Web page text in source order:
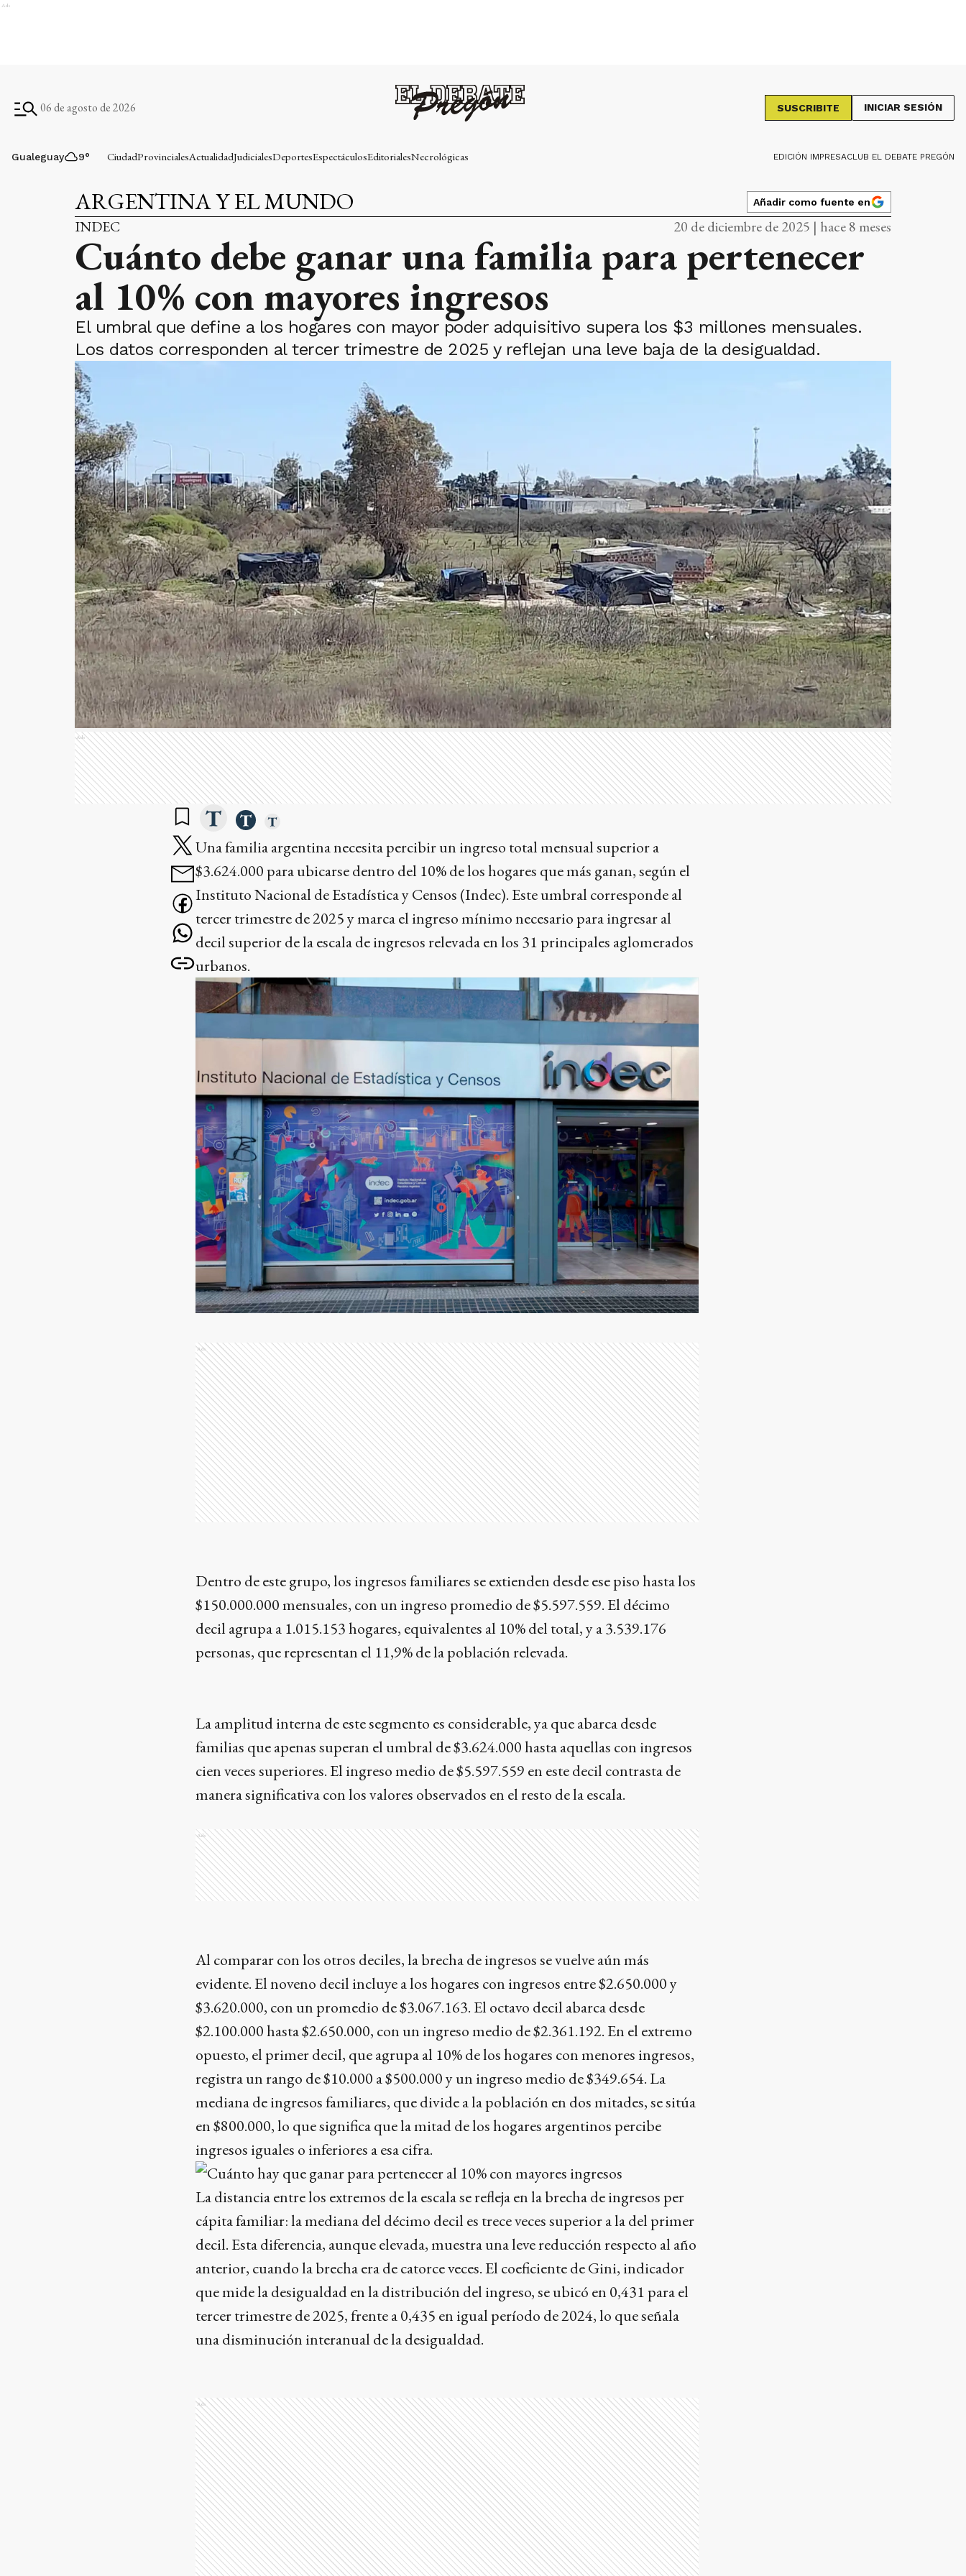
Ads
06 de agosto de 2026 SUSCRIBITE INICIAR SESIÓN
Gualeguay 9° CiudadProvincialesActualidadJudicialesDeportesEspectáculosEditorialesNecrológicas EDICIÓN IMPRESACLUB EL DEBATE PREGÓN
ARGENTINA Y EL MUNDO Añadir como fuente en
INDEC 20 de diciembre de 2025 | hace 8 meses
Cuánto debe ganar una familia para pertenecer
al 10% con mayores ingresos
El umbral que define a los hogares con mayor poder adquisitivo supera los $3 millones mensuales.
Los datos corresponden al tercer trimestre de 2025 y reflejan una leve baja de la desigualdad.
Ads
Una familia argentina necesita percibir un ingreso total mensual superior a
$3.624.000 para ubicarse dentro del 10% de los hogares que más ganan, según el
Instituto Nacional de Estadística y Censos (Indec). Este umbral corresponde al
tercer trimestre de 2025 y marca el ingreso mínimo necesario para ingresar al
decil superior de la escala de ingresos relevada en los 31 principales aglomerados
urbanos.
Ads
Dentro de este grupo, los ingresos familiares se extienden desde ese piso hasta los
$150.000.000 mensuales, con un ingreso promedio de $5.597.559. El décimo
decil agrupa a 1.015.153 hogares, equivalentes al 10% del total, y a 3.539.176
personas, que representan el 11,9% de la población relevada.
La amplitud interna de este segmento es considerable, ya que abarca desde
familias que apenas superan el umbral de $3.624.000 hasta aquellas con ingresos
cien veces superiores. El ingreso medio de $5.597.559 en este decil contrasta de
manera significativa con los valores observados en el resto de la escala.
Ads
Al comparar con los otros deciles, la brecha de ingresos se vuelve aún más
evidente. El noveno decil incluye a los hogares con ingresos entre $2.650.000 y
$3.620.000, con un promedio de $3.067.163. El octavo decil abarca desde
$2.100.000 hasta $2.650.000, con un ingreso medio de $2.361.192. En el extremo
opuesto, el primer decil, que agrupa al 10% de los hogares con menores ingresos,
registra un rango de $10.000 a $500.000 y un ingreso medio de $349.654. La
mediana de ingresos familiares, que divide a la población en dos mitades, se sitúa
en $800.000, lo que significa que la mitad de los hogares argentinos percibe
ingresos iguales o inferiores a esa cifra.
La distancia entre los extremos de la escala se refleja en la brecha de ingresos per
cápita familiar: la mediana del décimo decil es trece veces superior a la del primer
decil. Esta diferencia, aunque elevada, muestra una leve reducción respecto al año
anterior, cuando la brecha era de catorce veces. El coeficiente de Gini, indicador
que mide la desigualdad en la distribución del ingreso, se ubicó en 0,431 para el
tercer trimestre de 2025, frente a 0,435 en igual período de 2024, lo que señala
una disminución interanual de la desigualdad.
Ads